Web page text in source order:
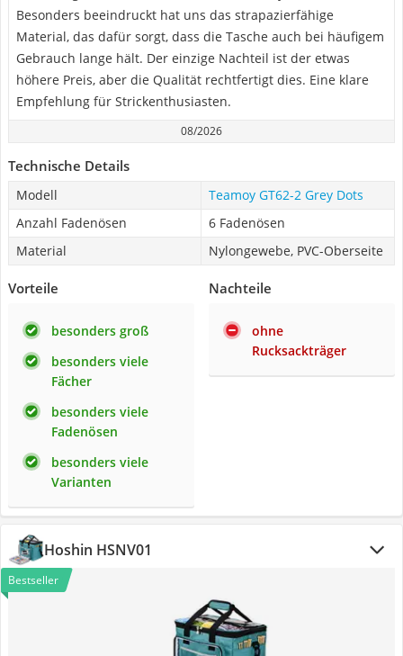
Besonders beeindruckt hat uns das strapazierfähige
Material, das dafür sorgt, dass die Tasche auch bei häufigem
Gebrauch lange hält. Der einzige Nachteil ist der etwas
höhere Preis, aber die Qualität rechtfertigt dies. Eine klare
Empfehlung für Strickenthusiasten.
08/2026
Technische Details
Modell
Teamoy GT62-2 Grey Dots
Anzahl Fadenösen
6 Fadenösen
Material
Nylongewebe, PVC-Oberseite
Vorteile
besonders groß
besonders viele
Fächer
besonders viele
Fadenösen
besonders viele
Varianten
Nachteile
ohne
Rucksackträger
Hoshin HSNV01
Bestseller